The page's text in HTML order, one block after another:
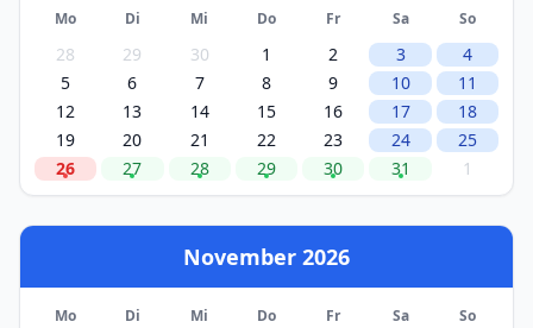
Mo Di Mi Do Fr Sa So
28 29 30 1 2 3
4
5
6 7 8 9 10
11
12
13 14 15 16 17
18
19
20 21 22 23 24
25
26
27 28 29 30 31 1
November 2026
Mo Di Mi Do Fr Sa So